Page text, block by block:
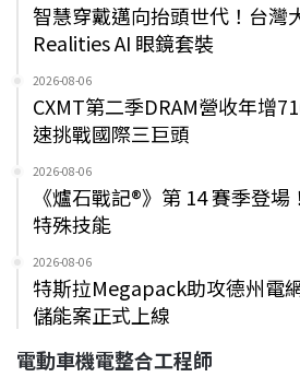
智慧穿戴邁向抬頭世代！台灣
Realities AI 眼鏡套裝
2026-08-06
CXMT第二季DRAM營收年增
速挑戰國際三巨頭
2026-08-06
《爐石戰記®》第 14 賽季登
特殊技能
2026-08-06
特斯拉Megapack助攻德州電
儲能案正式上線
電動車機電整合工程師